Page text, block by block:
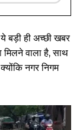
बड़ी ही अच्छी खबर
वाला है, साथ
नगर निगम